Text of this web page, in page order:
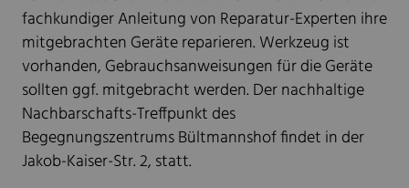
fachkundiger Anleitung von Reparatur-Experten ihre
mitgebrachten Geräte reparieren. Werkzeug ist
vorhanden, Gebrauchsanweisungen für die Geräte
sollten ggf. mitgebracht werden. Der nachhaltige
Nachbarschafts-Treffpunkt des
Begegnungszentrums Bültmannshof findet in der
Jakob-Kaiser-Str. 2, statt.